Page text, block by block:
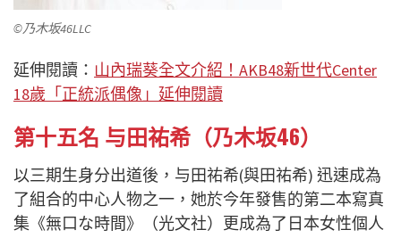
©乃木坂46LLC
延伸閱讀： 山內瑞葵全文介紹！AKB48新世代Center
18歲「正統派偶像」延伸閱讀
第十五名 与田祐希（乃木坂46）
以三期生身分出道後，与田祐希(與田祐希) 迅速成為
了組合的中心人物之一，她於今年發售的第二本寫真
集《無口な時間》（光文社）更成為了日本女性個人